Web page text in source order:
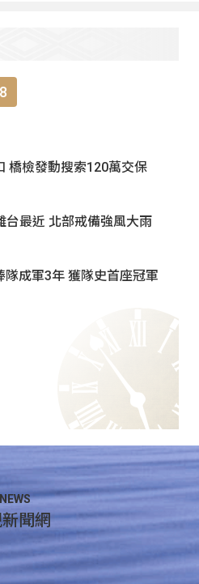
橋檢發動搜索120萬交保
台最近 北部戒備強風大雨
隊成軍3年 獲隊史首座冠軍
聞網